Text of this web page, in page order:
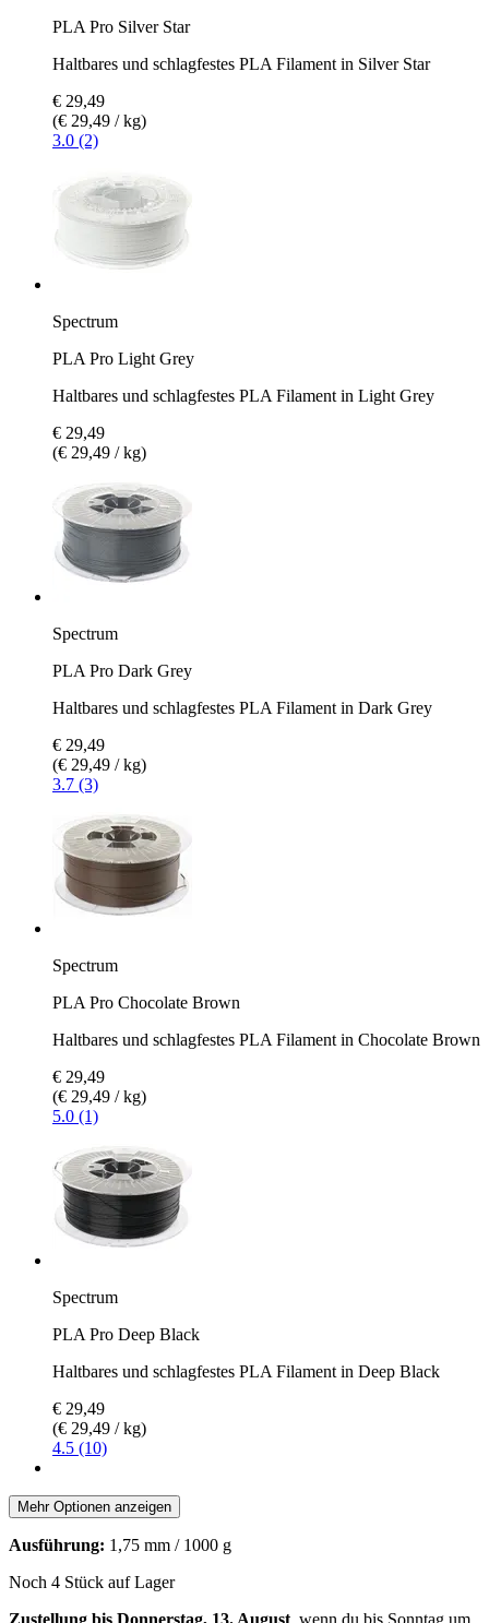
PLA Pro Silver Star
Haltbares und schlagfestes PLA Filament in Silver Star
€ 29,49
(€ 29,49 / kg)
3.0 (2)
Spectrum
PLA Pro Light Grey
Haltbares und schlagfestes PLA Filament in Light Grey
€ 29,49
(€ 29,49 / kg)
Spectrum
PLA Pro Dark Grey
Haltbares und schlagfestes PLA Filament in Dark Grey
€ 29,49
(€ 29,49 / kg)
3.7 (3)
Spectrum
PLA Pro Chocolate Brown
Haltbares und schlagfestes PLA Filament in Chocolate Brown
€ 29,49
(€ 29,49 / kg)
5.0 (1)
Spectrum
PLA Pro Deep Black
Haltbares und schlagfestes PLA Filament in Deep Black
€ 29,49
(€ 29,49 / kg)
4.5 (10)
Mehr Optionen anzeigen
Ausführung: 1,75 mm / 1000 g
Noch 4 Stück auf Lager
Zustellung bis Donnerstag, 13. August , wenn du bis Sonntag um